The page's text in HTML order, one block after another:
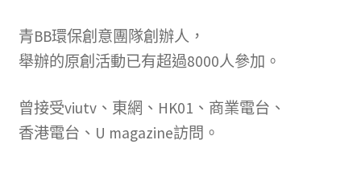
青BB環保創意團隊創辦人，
舉辦的原創活動已有超過8000人參加。
曾接受viutv、東網、HK01、商業電台、
香港電台、U magazine訪問。